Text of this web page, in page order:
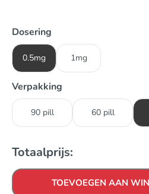
Dosering
0.5mg 1mg
Verpakking
90 pill 60 pill
Totaalprijs:
TOEVOEGEN AAN